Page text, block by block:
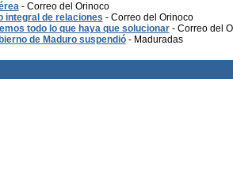
- Correo del Orinoco
integral de relaciones - Correo del Orinoco
todo lo que haya que solucionar- Correo del
de Maduro suspendió- Maduradas